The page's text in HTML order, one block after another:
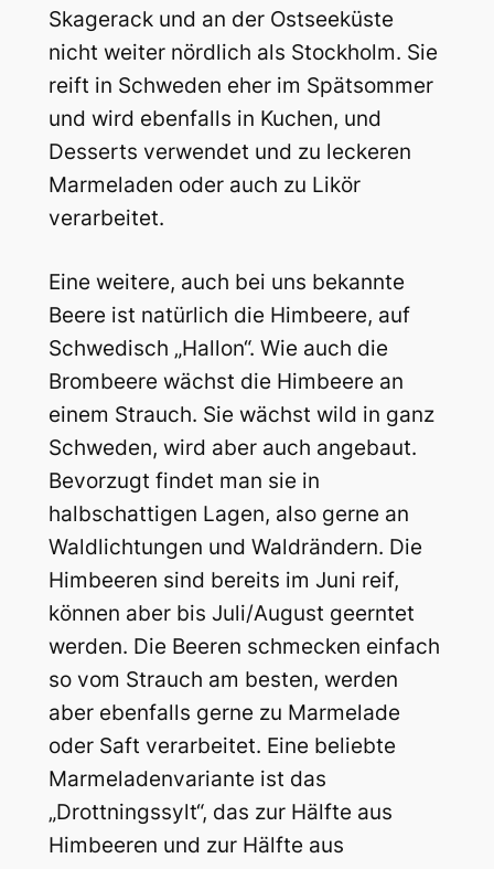
Skagerack und an der Ostseeküste
nicht weiter nördlich als Stockholm. Sie
reift in Schweden eher im Spätsommer
und wird ebenfalls in Kuchen, und
Desserts verwendet und zu leckeren
Marmeladen oder auch zu Likör
verarbeitet.
Eine weitere, auch bei uns bekannte
Beere ist natürlich die Himbeere, auf
Schwedisch „Hallon“. Wie auch die
Brombeere wächst die Himbeere an
einem Strauch. Sie wächst wild in ganz
Schweden, wird aber auch angebaut.
Bevorzugt findet man sie in
halbschattigen Lagen, also gerne an
Waldlichtungen und Waldrändern. Die
Himbeeren sind bereits im Juni reif,
können aber bis Juli/August geerntet
werden. Die Beeren schmecken einfach
so vom Strauch am besten, werden
aber ebenfalls gerne zu Marmelade
oder Saft verarbeitet. Eine beliebte
Marmeladenvariante ist das
„Drottningssylt“, das zur Hälfte aus
Himbeeren und zur Hälfte aus